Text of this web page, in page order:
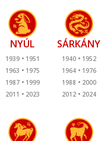
NYÚL
1939
1951
1963
1975
1987
1999
2011
2023
SÁRKÁNY
1940
1952
1964
1976
1988
2000
2012
2024